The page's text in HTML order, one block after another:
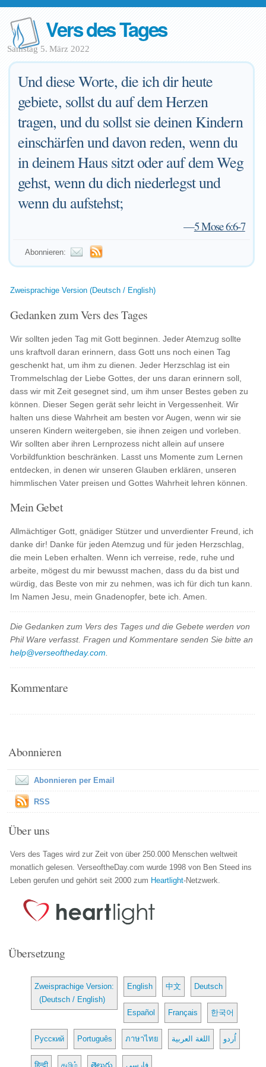
Vers des Tages
Samstag 5. März 2022
Und diese Worte, die ich dir heute
gebiete, sollst du auf dem Herzen
tragen, und du sollst sie deinen Kindern
einschärfen und davon reden, wenn du
in deinem Haus sitzt oder auf dem Weg
gehst, wenn du dich niederlegst und
wenn du aufstehst;
—5 Mose 6:6-7
Abonnieren:
Zweisprachige Version (Deutsch / English)
Gedanken zum Vers des Tages
Wir sollten jeden Tag mit Gott beginnen. Jeder Atemzug sollte
uns kraftvoll daran erinnern, dass Gott uns noch einen Tag
geschenkt hat, um ihm zu dienen. Jeder Herzschlag ist ein
Trommelschlag der Liebe Gottes, der uns daran erinnern soll,
dass wir mit Zeit gesegnet sind, um ihm unser Bestes geben zu
können. Dieser Segen gerät sehr leicht in Vergessenheit. Wir
halten uns diese Wahrheit am besten vor Augen, wenn wir sie
unseren Kindern weitergeben, sie ihnen zeigen und vorleben.
Wir sollten aber ihren Lernprozess nicht allein auf unsere
Vorbildfunktion beschränken. Lasst uns Momente zum Lernen
entdecken, in denen wir unseren Glauben erklären, unseren
himmlischen Vater preisen und Gottes Wahrheit lehren können.
Mein Gebet
Allmächtiger Gott, gnädiger Stützer und unverdienter Freund, ich
danke dir! Danke für jeden Atemzug und für jeden Herzschlag,
die mein Leben erhalten. Wenn ich verreise, rede, ruhe und
arbeite, mögest du mir bewusst machen, dass du da bist und
würdig, das Beste von mir zu nehmen, was ich für dich tun kann.
Im Namen Jesu, mein Gnadenopfer, bete ich. Amen.
Die Gedanken zum Vers des Tages und die Gebete werden von
Phil Ware verfasst. Fragen und Kommentare senden Sie bitte an
help@verseoftheday.com
Kommentare
Abonnieren
Abonnieren per Email
RSS
Über uns
Vers des Tages wird zur Zeit von über 250.000 Menschen weltweit
monatlich gelesen. VerseoftheDay.com wurde 1998 von Ben Steed ins
Leben gerufen und gehört seit 2000 zum Heartlight-Netzwerk.
Übersetzung
Zweisprachige Version:
(Deutsch / English)
English 中文 Deutsch
Español Français 한국어
Русский Português ภาษาไทย اللغة العربية اُردو
हिन्दी தமிழ் తెలుగు فارسی